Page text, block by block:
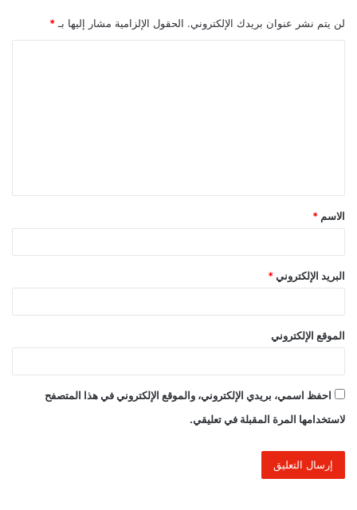
لن يتم نشر عنوان بريدك الإلكتروني. الحقول الإلزامية مشار إليها بـ *
ق
*
الاسم *
البريد الإلكتروني *
الموقع الإلكتروني
احفظ اسمي، بريدي الإلكتروني، والموقع الإلكتروني في هذا المتصفح
لاستخدامها المرة المقبلة في تعليقي.